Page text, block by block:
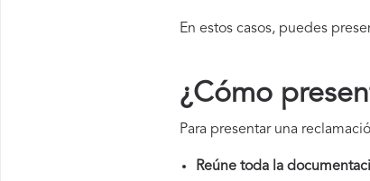
En estos casos, puedes
¿Cómo
Para presentar una
Reúne toda la